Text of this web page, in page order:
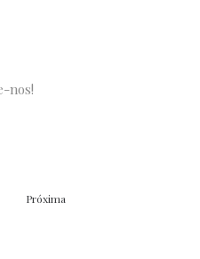
nos!
Próxima